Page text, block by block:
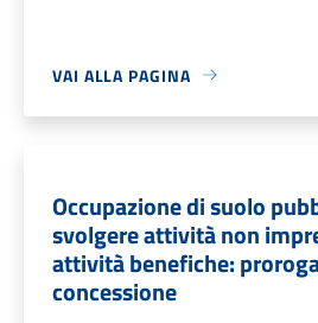
VAI ALLA PAGINA
Occupazione di suolo
svolgere attività non
attività benefiche:
concessione